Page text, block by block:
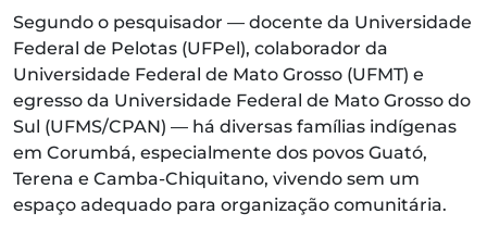
Segundo o pesquisador — docente da Universidade
Federal de Pelotas (UFPel), colaborador da
Universidade Federal de Mato Grosso (UFMT) e
egresso da Universidade Federal de Mato Grosso do
Sul (UFMS/CPAN) — há diversas famílias indígenas
em Corumbá, especialmente dos povos Guató,
Terena e Camba-Chiquitano, vivendo sem um
espaço adequado para organização comunitária.